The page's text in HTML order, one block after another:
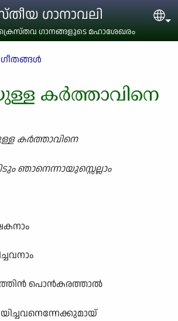
ഗാനാവലി
ഗാനങ്ങളുടെ മഹാശേഖരം
കർത്താവിനെ
കർത്താവിനെ
ഞാനെന്നായുസ്സെല്ലാം
പൊൻകരത്താൽ